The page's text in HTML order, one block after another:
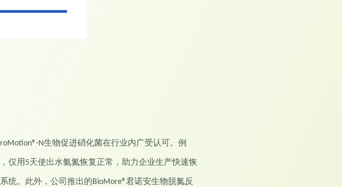
N生物促进硝化菌在行业内广受认可。例
仅用 5天使出水氨氮恢复正常，助力企业生产快速恢
统。此外，公司推出的BioMore®君诺安生物脱氮反